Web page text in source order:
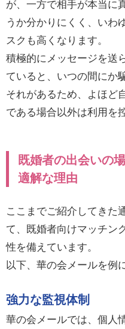
が、一方で相手が本当に
うか分かりにくく、いわ
スクも高くなります。
積極的にメッセージを送
ていると、いつの間にか
それがあるため、よほど
である場合以外は利用を
既婚者の出会いの
適解な理由
ここまでご紹介してきた
て、既婚者向けマッチン
性を備えています。
以下、華の会メールを例
強力な監視体制
華の会メールでは、個人